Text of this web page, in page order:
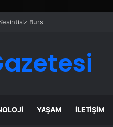
YAŞAM İLETIŞIM